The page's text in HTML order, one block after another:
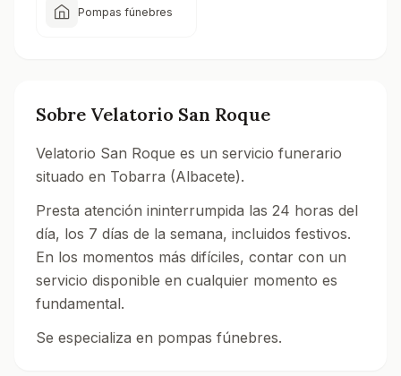
Pompas fúnebres
Sobre Velatorio San Roque
Velatorio San Roque es un servicio funerario
situado en Tobarra (Albacete).
Presta atención ininterrumpida las 24 horas del
día, los 7 días de la semana, incluidos festivos.
En los momentos más difíciles, contar con un
servicio disponible en cualquier momento es
fundamental.
Se especializa en pompas fúnebres.